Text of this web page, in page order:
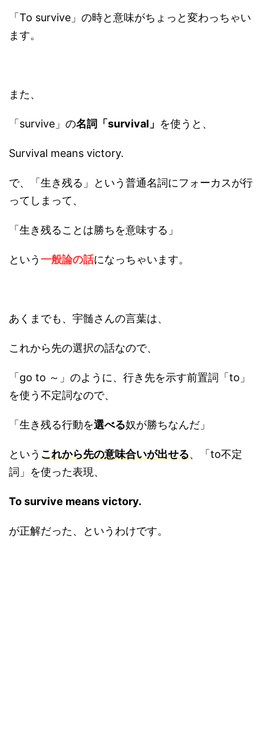
「To survive」の時と意味がちょっと変わっちゃい
ます。
また、
「survive」の名詞「survival」 を使うと、
Survival means victory.
で、「生き残る」という普通名詞にフォーカスが行
ってしまって、
「生き残ることは勝ちを意味する」
という一般論の話になっちゃいます。
あくまでも、宇髄さんの言葉は、
これから先の選択の話なので、
「go to ～」のように、行き先を示す前置詞「to」
を使う不定詞なので、
「生き残る行動を選べる奴が勝ちなんだ」
というこれから先の意味合いが出せる、「to不定
詞」を使った表現、
To survive means victory.
が正解だった、というわけです。